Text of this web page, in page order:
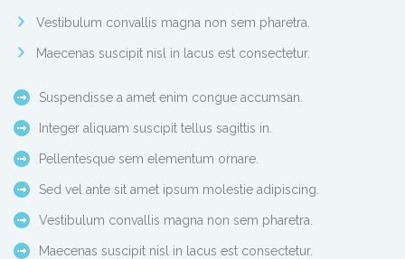
Vestibulum convallis magna non sem pharetra.
Maecenas suscipit nisl in lacus est consectetur.
Suspendisse a amet enim congue accumsan.
Integer aliquam suscipit tellus sagittis in.
Pellentesque sem elementum ornare.
Sed vel ante sit amet ipsum molestie adipiscing.
Vestibulum convallis magna non sem pharetra.
Maecenas suscipit nisl in lacus est consectetur.